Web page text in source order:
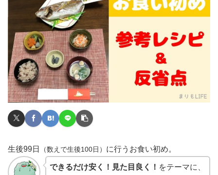
生後99日 （数えで生後100日） に行うお食い初め。
できるだけ安く！見た目良く！ をテーマに、